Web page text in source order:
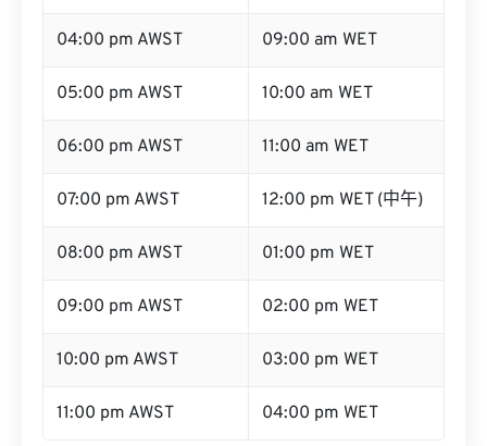
04:00 pm AWST 09:00 am WET
05:00 pm AWST 10:00 am WET
06:00 pm AWST 11:00 am WET
07:00 pm AWST 12:00 pm WET (中午)
08:00 pm AWST 01:00 pm WET
09:00 pm AWST 02:00 pm WET
10:00 pm AWST 03:00 pm WET
11:00 pm AWST 04:00 pm WET